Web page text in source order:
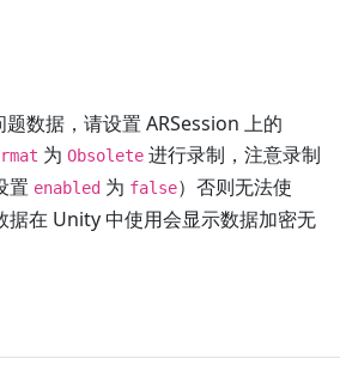
题数据，请设置 ARSession 上的
为 Obsolete 进行录制，注意录制
置 enabled 为 false）否则无法使
据在 Unity 中使用会显示数据加密无